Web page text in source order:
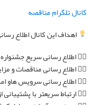
کانال تلگرام مناقصه
اهداف این کانال اطلاع
۱⃣ اطلاع رسانی سریع جشنواره ها و تخفیفات
۲⃣ اطلاع رسانی مناقصات و مزایدات بصورت رایگان
۳⃣ اطلاع رسانی سرویس هاو امکانات مجموعه ایران تندر
۴⃣ ارتباط سریعتر با پشتیبانی از طریق تلگرام